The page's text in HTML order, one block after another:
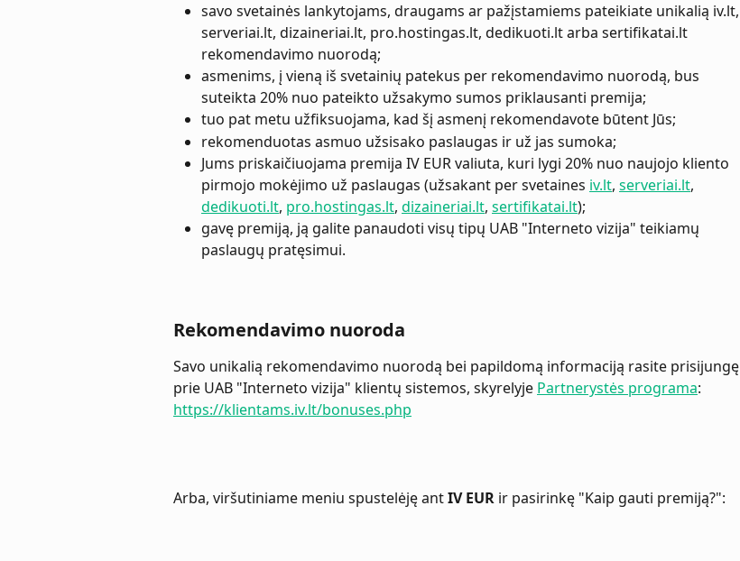
savo svetainės lankytojams, draugams ar pažįstamiems pateikiate unikalią iv.lt,
serveriai.lt, dizaineriai.lt, pro.hostingas.lt, dedikuoti.lt arba sertifikatai.lt
rekomendavimo nuorodą;
asmenims, į vieną iš svetainių patekus per rekomendavimo nuorodą, bus
suteikta 20% nuo pateikto užsakymo sumos priklausanti premija;
tuo pat metu užfiksuojama, kad šį asmenį rekomendavote būtent Jūs;
rekomenduotas asmuo užsisako paslaugas ir už jas sumoka;
Jums priskaičiuojama premija IV EUR valiuta, kuri lygi 20% nuo naujojo kliento
pirmojo mokėjimo už paslaugas (užsakant per svetaines iv.lt, serveriai.lt,
dedikuoti.lt, pro.hostingas.lt, dizaineriai.lt, sertifikatai.lt);
gavę premiją, ją galite panaudoti visų tipų UAB "Interneto vizija" teikiamų
paslaugų pratęsimui.
Rekomendavimo nuoroda
Savo unikalią rekomendavimo nuorodą bei papildomą informaciją rasite prisijungę
prie UAB "Interneto vizija" klientų sistemos, skyrelyje Partnerystės programa:
https://klientams.iv.lt/bonuses.php
Arba, viršutiniame meniu spustelėję ant IV EUR ir pasirinkę "Kaip gauti premiją?":